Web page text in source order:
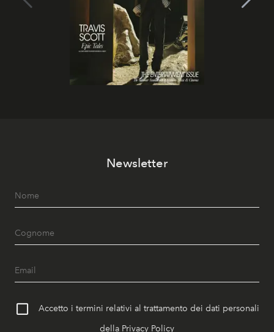
Newsletter
Accetto i termini relativi al trattamento dei dati personali
della Privacy Policy